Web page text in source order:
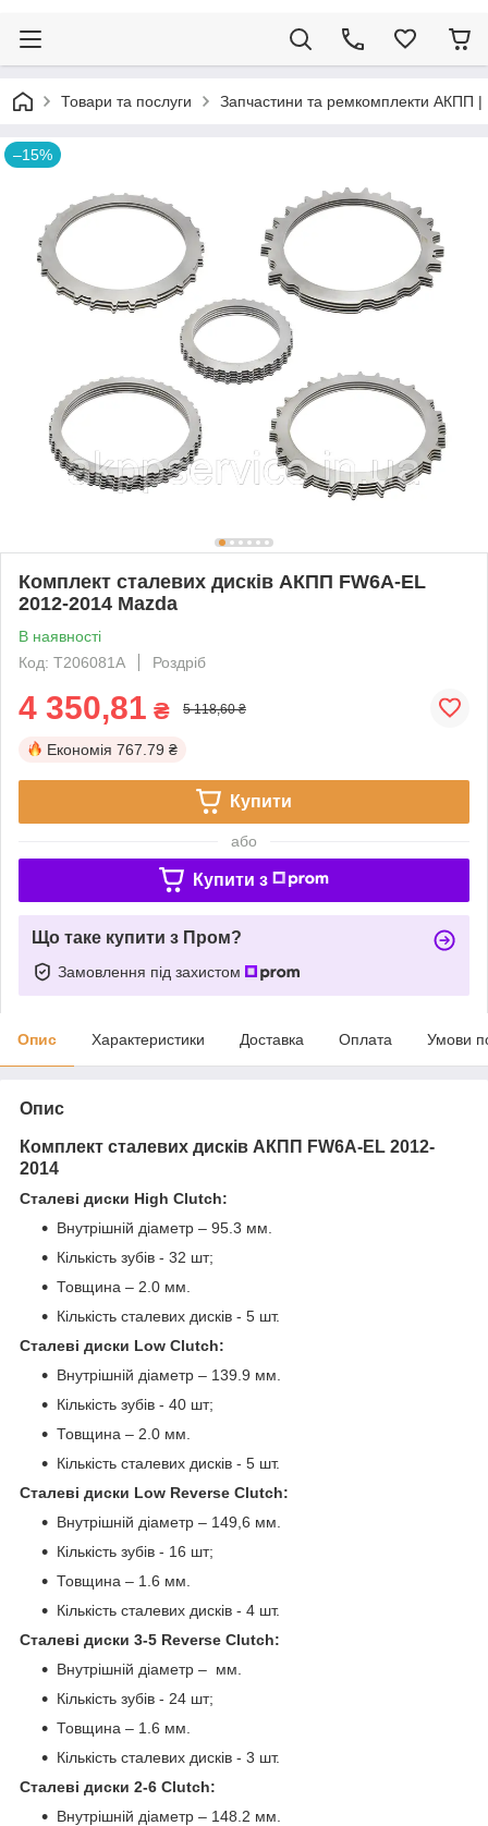
Товари та послуги Запчастини та ремкомплекти АКПП |
–15%
Комплект сталевих дисків АКПП FW6A-EL
2012-2014 Mazda
В наявності
Код: T206081A
Роздріб
4 350,81 ₴ 5 118,60 ₴
Економія 767.79 ₴
Купити
або
Купити з
Що таке купити з Пром?
Замовлення під захистом
Опис Характеристики Доставка Оплата Умови
Опис
Комплект сталевих дисків АКПП FW6A-EL 2012-
2014
Сталеві диски High Clutch:
Внутрішній діаметр – 95.3 мм.
Кількість зубів - 32 шт;
Товщина – 2.0 мм.
Кількість сталевих дисків - 5 шт.
Сталеві диски Low Clutch:
Внутрішній діаметр – 139.9 мм.
Кількість зубів - 40 шт;
Товщина – 2.0 мм.
Кількість сталевих дисків - 5 шт.
Сталеві диски Low Reverse Clutch:
Внутрішній діаметр – 149,6 мм.
Кількість зубів - 16 шт;
Товщина – 1.6 мм.
Кількість сталевих дисків - 4 шт.
Сталеві диски 3-5 Reverse Clutch:
Внутрішній діаметр – мм.
Кількість зубів - 24 шт;
Товщина – 1.6 мм.
Кількість сталевих дисків - 3 шт.
Сталеві диски 2-6 Clutch:
Внутрішній діаметр – 148.2 мм.